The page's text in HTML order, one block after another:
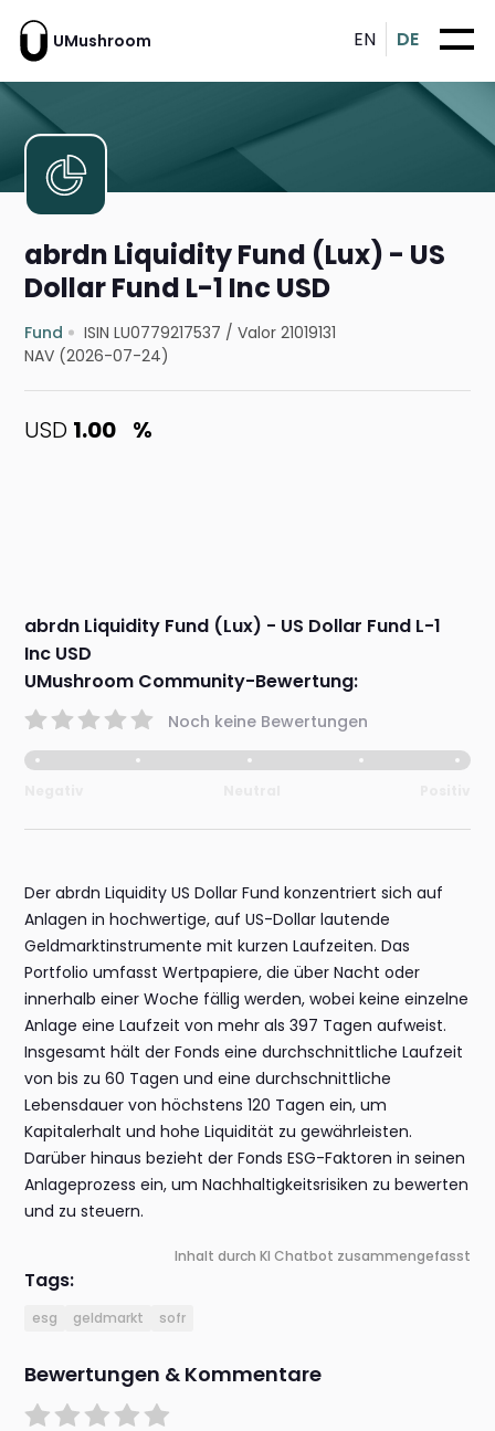
UMushroom EN DE
abrdn Liquidity Fund (Lux) - US
Dollar Fund L-1 Inc USD
Fund ISIN LU0779217537 /Valor 21019131
NAV (2026-07-24)
USD 1.00 %
abrdn Liquidity Fund (Lux) - US Dollar Fund L-1
Inc USD
UMushroom Community-Bewertung:
Noch keine Bewertungen
Der abrdn Liquidity US Dollar Fund konzentriert sich auf
Anlagen in hochwertige, auf US-Dollar lautende
Geldmarktinstrumente mit kurzen Laufzeiten. Das
Portfolio umfasst Wertpapiere, die über Nacht oder
innerhalb einer Woche fällig werden, wobei keine einzelne
Anlage eine Laufzeit von mehr als 397 Tagen aufweist.
Insgesamt hält der Fonds eine durchschnittliche Laufzeit
von bis zu 60 Tagen und eine durchschnittliche
Lebensdauer von höchstens 120 Tagen ein, um
Kapitalerhalt und hohe Liquidität zu gewährleisten.
Darüber hinaus bezieht der Fonds ESG-Faktoren in seinen
Anlageprozess ein, um Nachhaltigkeitsrisiken zu bewerten
und zu steuern.
Inhalt durch KI Chatbot zusammengefasst
Tags:
esg geldmarkt sofr
Bewertungen & Kommentare